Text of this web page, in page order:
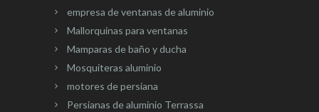
empresa de ventanas de aluminio
Mallorquinas para ventanas
Mamparas de baño y ducha
Mosquiteras aluminio
motores de persiana
Persianas de aluminio Terrassa